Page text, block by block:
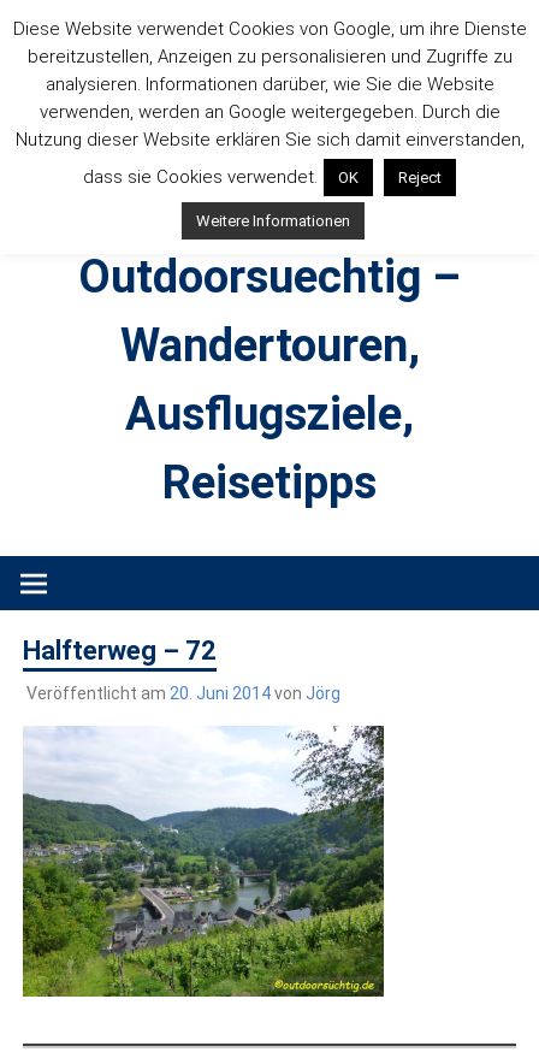
Inhalt
springen
Outdoorsuechtig –
Wandertouren,
Ausflugsziele,
Reisetipps
Produkttests und Buchrezensionen. Ein Blog für alle, die gern
Halfterweg – 72
Veröffentlicht am 20. Juni 2014von Jörg
Diese Website verwendet Cookies von Google, um ihre Dienste
bereitzustellen, Anzeigen zu personalisieren und Zugriffe zu
analysieren. Informationen darüber, wie Sie die Website
verwenden, werden an Google weitergegeben. Durch die
Nutzung dieser Website erklären Sie sich damit einverstanden,
dass sie Cookies verwendet.
OK Reject
Weitere Informationen